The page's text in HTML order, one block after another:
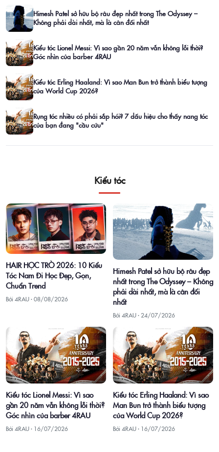
Himesh Patel sở hữu bộ râu đẹp nhất trong The Odyssey –
Không phải dài nhất, mà là cân đối nhất
Kiểu tóc Lionel Messi: Vì sao gần 20 năm vẫn không lỗi thời?
Góc nhìn của barber 4RAU
Kiểu tóc Erling Haaland: Vì sao Man Bun trở thành biểu tượng
của World Cup 2026?
Rụng tóc nhiều có phải sắp hói? 7 dấu hiệu cho thấy nang tóc
của bạn đang "cầu cứu"
Kiểu tóc
HAIR HỌC TRÒ 2026: 10 Kiểu
Tóc Nam Đi Học Đẹp, Gọn,
Chuẩn Trend
Bởi 4RAU ·08/08/2026
Himesh Patel sở hữu bộ râu đẹp
nhất trong The Odyssey – Không
phải dài nhất, mà là cân đối
nhất
Bởi 4RAU · 24/07/2026
Kiểu tóc Lionel Messi: Vì sao
gần 20 năm vẫn không lỗi thời?
Góc nhìn của barber 4RAU
Bởi 4RAU · 16/07/2026
Kiểu tóc Erling Haaland: Vì sao
Man Bun trở thành biểu tượng
của World Cup 2026?
Bởi 4RAU · 16/07/2026